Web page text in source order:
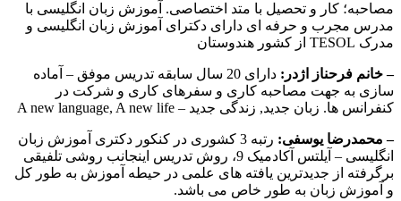
مصاحبه؛ کار و تحصیل با متد اختصاصی. آموزش زبان انگلیسی با
مدرس مجرب و حرفه ای دارای دکترای آموزش زبان انگلیسی و
مدرک TESOL از کشور هندوستان
– خانم فرحناز اژدر:
دارای 20 سال سابقه تدریس موفق – آماده
سازی به جهت مصاحبه کاری و سفرهای کاری و شرکت در
کنفرانس ها. زبان جدید, زندگی جدید – A new language, A new life
– محمدرضا یوسفی:
رتبه 3 کشوری در کنکور دکتری آموزش زبان
انگلیسی – آیلتس آکادمیک 9، روش تدریس اینجانب روشی تلفیقی
برگرفته از جدیدترین یافته های علمی در حیطه آموزش به طور کل
و آموزش زبان به طور خاص می باشد.